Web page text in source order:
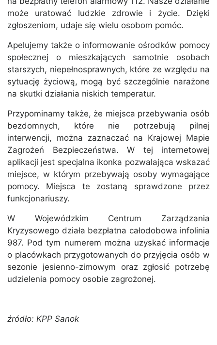
może uratować ludzkie zdrowie i życie. Dzięki
zgłoszeniom, udaje się wielu osobom pomóc.
Apelujemy także o informowanie ośrodków pomocy
społecznej o mieszkających samotnie osobach
starszych, niepełnosprawnych, które ze względu na
sytuację życiową, mogą być szczególnie narażone
na skutki działania niskich temperatur.
Przypominamy także, że miejsca przebywania osób
bezdomnych, które nie potrzebują pilnej
interwencji, można zaznaczać na Krajowej Mapie
Zagrożeń Bezpieczeństwa. W tej internetowej
aplikacji jest specjalna ikonka pozwalająca wskazać
miejsce, w którym przebywają osoby wymagające
pomocy. Miejsca te zostaną sprawdzone przez
funkcjonariuszy.
W Wojewódzkim Centrum Zarządzania
Kryzysowego działa bezpłatna całodobowa infolinia
987. Pod tym numerem można uzyskać informacje
o placówkach przygotowanych do przyjęcia osób w
sezonie jesienno-zimowym oraz zgłosić potrzebę
udzielenia pomocy osobie zagrożonej.
źródło: KPP Sanok